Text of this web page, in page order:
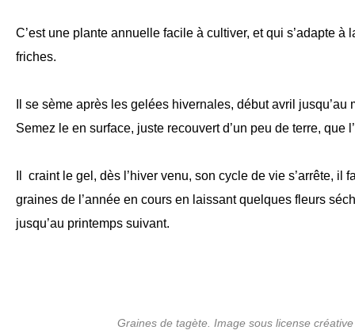
C’est une plante annuelle facile à cultiver, et qui s’adapte à
friches.
Il se sème après les gelées hivernales, début avril jusqu’au
Semez le en surface, juste recouvert d’un peu de terre, que
Il craint le gel, dès l’hiver venu, son cycle de vie s’arrête, il
graines de l’année en cours en laissant quelques fleurs
jusqu’au printemps suivant.
Graines de tagète. Image sous license